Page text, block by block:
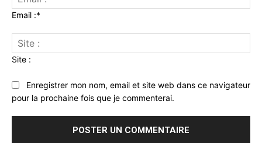
Email :*
Site :
Enregistrer mon nom, email et site web dans ce navigateur
pour la prochaine fois que je commenterai.